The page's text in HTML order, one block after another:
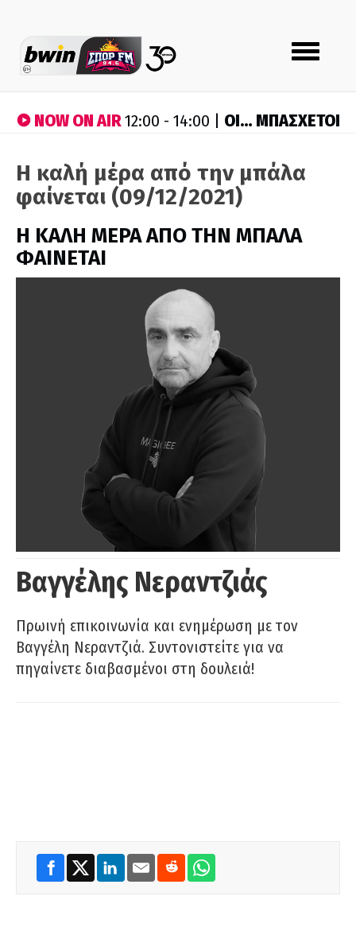
Toggle
navigation
NOW ON AIR12:00 - 14:00 | ΟΙ… ΜΠΑΣΧΕΤΟΙ
Η καλή μέρα από την μπάλα
φαίνεται (09/12/2021)
H ΚΑΛΗ ΜΕΡΑ ΑΠΟ ΤΗΝ ΜΠΑΛΑ
ΦΑΙΝΕΤΑΙ
Βαγγέλης Νεραντζιάς
Πρωινή επικοινωνία και ενημέρωση με τον
Βαγγέλη Νεραντζιά. Συντονιστείτε για να
πηγαίνετε διαβασμένοι στη δουλειά!